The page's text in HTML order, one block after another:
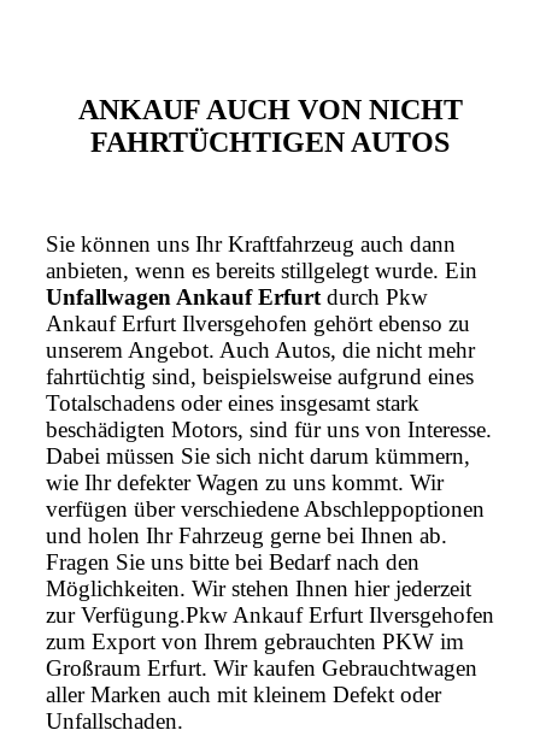
ANKAUF AUCH VON NICHT
FAHRTÜCHTIGEN AUTOS
Sie können uns Ihr Kraftfahrzeug auch dann
anbieten, wenn es bereits stillgelegt wurde. Ein
Unfallwagen Ankauf Erfurt durch Pkw
Ankauf Erfurt Ilversgehofen gehört ebenso zu
unserem Angebot. Auch Autos, die nicht mehr
fahrtüchtig sind, beispielsweise aufgrund eines
Totalschadens oder eines insgesamt stark
beschädigten Motors, sind für uns von Interesse.
Dabei müssen Sie sich nicht darum kümmern,
wie Ihr defekter Wagen zu uns kommt. Wir
verfügen über verschiedene Abschleppoptionen
und holen Ihr Fahrzeug gerne bei Ihnen ab.
Fragen Sie uns bitte bei Bedarf nach den
Möglichkeiten. Wir stehen Ihnen hier jederzeit
zur Verfügung.Pkw Ankauf Erfurt Ilversgehofen
zum Export von Ihrem gebrauchten PKW im
Großraum Erfurt. Wir kaufen Gebrauchtwagen
aller Marken auch mit kleinem Defekt oder
Unfallschaden.